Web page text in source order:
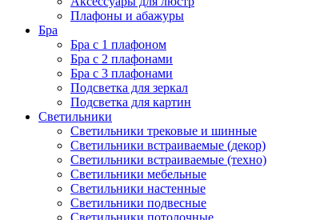
Плафоны и абажуры
Бра
Бра с 1 плафоном
Бра с 2 плафонами
Бра с 3 плафонами
Подсветка для зеркал
Подсветка для картин
Светильники
Светильники трековые и шинные
Светильники встраиваемые (декор)
Светильники встраиваемые (техно)
Светильники мебельные
Светильники настенные
Светильники подвесные
Светильники потолочные